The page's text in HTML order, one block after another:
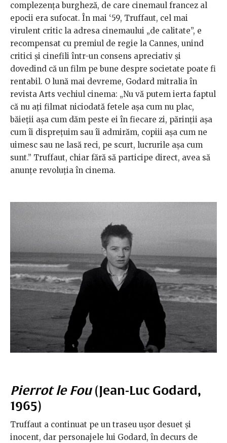
complezența burgheză, de care cinemaul francez al
epocii era sufocat. În mai ‘59, Truffaut, cel mai
virulent critic la adresa cinemaului „de calitate”, e
recompensat cu premiul de regie la Cannes, unind
critici și cinefili într-un consens apreciativ și
dovedind că un film pe bune despre societate poate fi
rentabil. O lună mai devreme, Godard mitralia în
revista Arts vechiul cinema: „Nu vă putem ierta faptul
că nu ați filmat niciodată fetele așa cum nu plac,
băieții așa cum dăm peste ei în fiecare zi, părinții așa
cum îi disprețuim sau îi admirăm, copiii așa cum ne
uimesc sau ne lasă reci, pe scurt, lucrurile așa cum
sunt.” Truffaut, chiar fără să participe direct, avea să
anunțe revoluția în cinema.
Pierrot le Fou(Jean-Luc Godard,
1965)
Truffaut a continuat pe un traseu ușor desuet și
inocent, dar personajele lui Godard, în decurs de